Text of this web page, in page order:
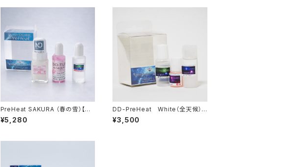
PreHeat SAKURA （春の雪）【液
体化ホット+水性ジェル】
¥5,280
DD-PreHeat White（全天候）
【液体化ホット】
¥3,500